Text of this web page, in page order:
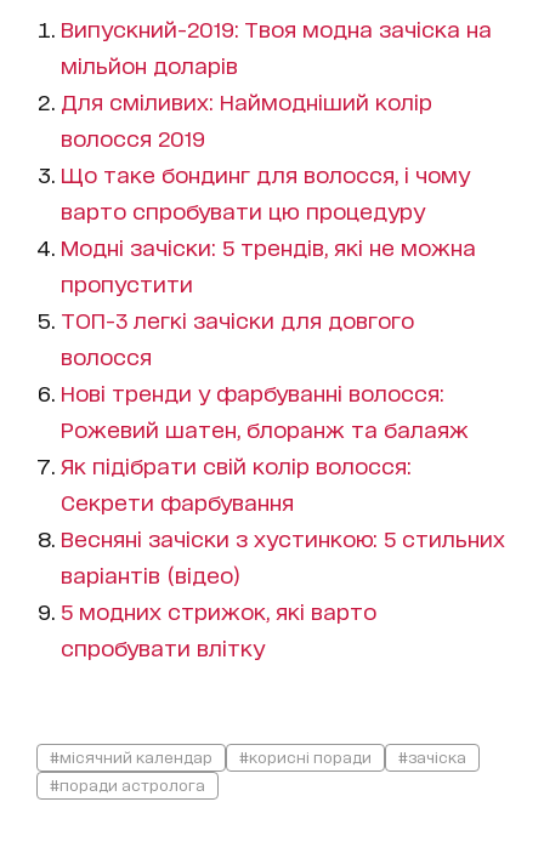
Випускний-2019: Твоя модна зачіска на
мільйон доларів
Для сміливих: Наймодніший колір
волосся 2019
Що таке бондинг для волосся, і чому
варто спробувати цю процедуру
Модні зачіски: 5 трендів, які не можна
пропустити
ТОП-3 легкі зачіски для довгого
волосся
Нові тренди у фарбуванні волосся:
Рожевий шатен, блоранж та балаяж
Як підібрати свій колір волосся:
Секрети фарбування
Весняні зачіски з хустинкою: 5 стильних
варіантів (відео)
5 модних стрижок, які варто
спробувати влітку
#місячний календар #корисні поради
#зачіска
#поради астролога